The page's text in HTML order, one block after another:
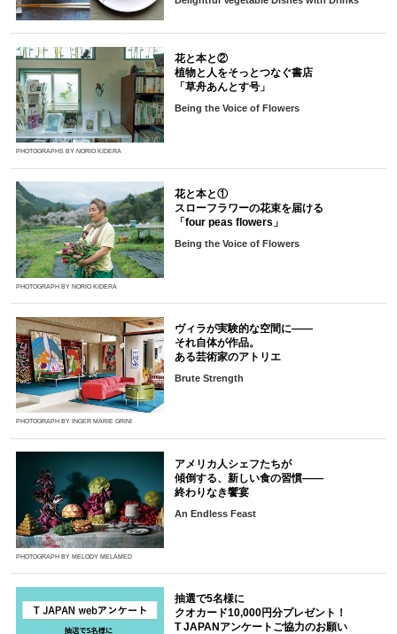
PHOTOGRAPHS BY NORIO KIDERA
花と本と②
植物と人をそっとつなぐ書店
「草舟あんとす号」
Being the Voice of Flowers
PHOTOGRAPH BY NORIO KIDERA
花と本と①
スローフラワーの花束を届ける
「four peas flowers」
Being the Voice of Flowers
PHOTOGRAPH BY INGER MARIE GRINI
ヴィラが実験的な空間に――
それ自体が作品。
ある芸術家のアトリエ
Brute Strength
PHOTOGRAPH BY MELODY MELAMED
アメリカ人シェフたちが
傾倒する、新しい食の習慣――
終わりなき饗宴
An Endless Feast
抽選で5名様に
クオカード10,000円分プレゼント！
T JAPANアンケートご協力のお願い